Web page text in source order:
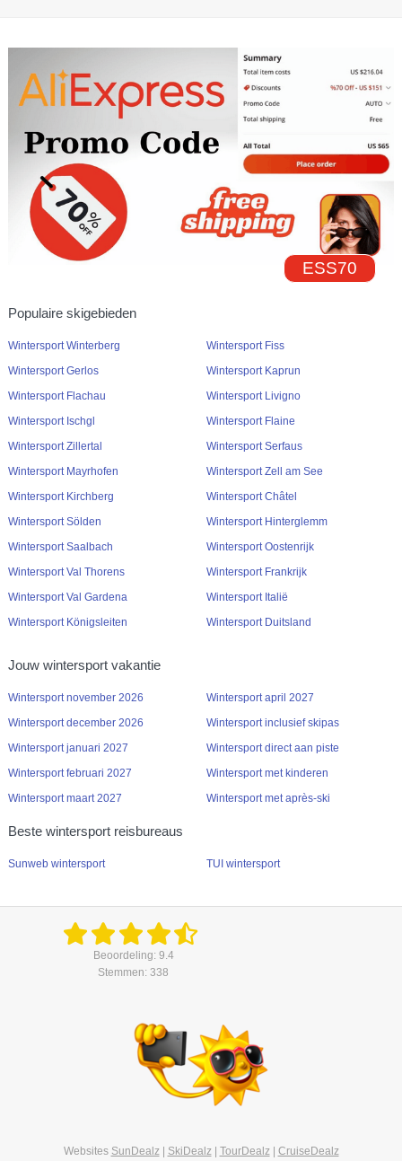
ESS70
Populaire skigebieden
Wintersport Winterberg
Wintersport Gerlos
Wintersport Flachau
Wintersport Ischgl
Wintersport Zillertal
Wintersport Mayrhofen
Wintersport Kirchberg
Wintersport Sölden
Wintersport Saalbach
Wintersport Val Thorens
Wintersport Val Gardena
Wintersport Königsleiten
Wintersport Fiss
Wintersport Kaprun
Wintersport Livigno
Wintersport Flaine
Wintersport Serfaus
Wintersport Zell am See
Wintersport Châtel
Wintersport Hinterglemm
Wintersport Oostenrijk
Wintersport Frankrijk
Wintersport Italië
Wintersport Duitsland
Jouw wintersport vakantie
Wintersport november 2026
Wintersport december 2026
Wintersport januari 2027
Wintersport februari 2027
Wintersport maart 2027
Wintersport april 2027
Wintersport inclusief skipas
Wintersport direct aan piste
Wintersport met kinderen
Wintersport met après-ski
Beste wintersport reisbureaus
Sunweb wintersport TUI wintersport
Beoordeling: 9.4
Stemmen: 338
Websites SunDealz| SkiDealz| TourDealz| CruiseDealz